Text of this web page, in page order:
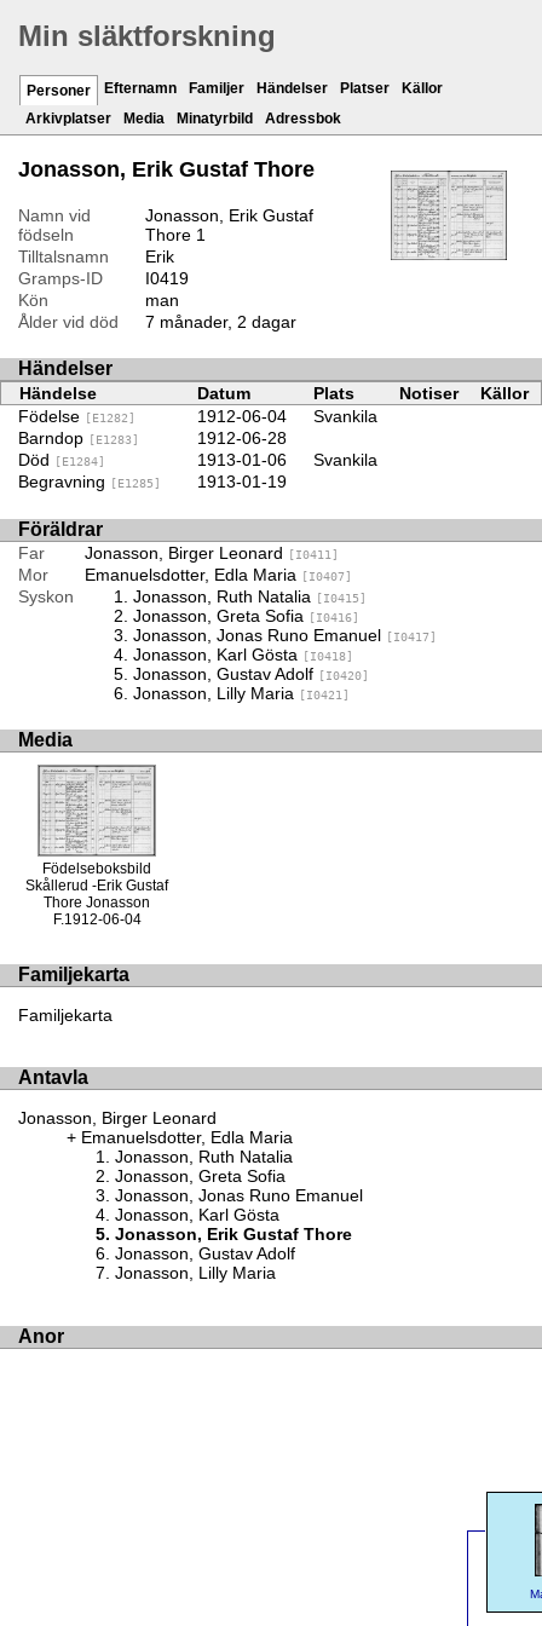
Min släktforskning
Personer Efternamn Familjer Händelser Platser
Källor
Arkivplatser
Media Minatyrbild Adressbok
Jonasson, Erik Gustaf Thore
Namn vid
födseln
Jonasson, Erik Gustaf
Thore 1
Tilltalsnamn
Erik
Gramps-ID
I0419
Kön
man
Ålder vid död
7 månader, 2 dagar
Händelser
Händelse Datum Plats Notiser
Källor
Födelse
[E1282] 1912-06-04
Svankila
Barndop
[E1283]
1912-06-28
Död
[E1284] 1913-01-06
Svankila
Begravning
[E1285] 1913-01-19
Föräldrar
Far Jonasson, Birger Leonard [I0411]
Mor Emanuelsdotter, Edla Maria [I0407]
Syskon Jonasson, Ruth Natalia [I0415]
Jonasson, Greta Sofia [I0416]
Jonasson, Jonas Runo Emanuel [I0417]
Jonasson, Karl Gösta [I0418]
Jonasson, Gustav Adolf [I0420]
Jonasson, Lilly Maria [I0421]
Media
Födelseboksbild
Skållerud -Erik Gustaf
Thore Jonasson
F.1912-06-04
Familjekarta
Familjekarta
Antavla
Jonasson, Birger Leonard
Emanuelsdotter, Edla Maria
Jonasson, Ruth Natalia
Jonasson, Greta Sofia
Jonasson, Jonas Runo Emanuel
Jonasson, Karl Gösta
Jonasson, Erik Gustaf Thore
Jonasson, Gustav Adolf
Jonasson, Lilly Maria
Anor